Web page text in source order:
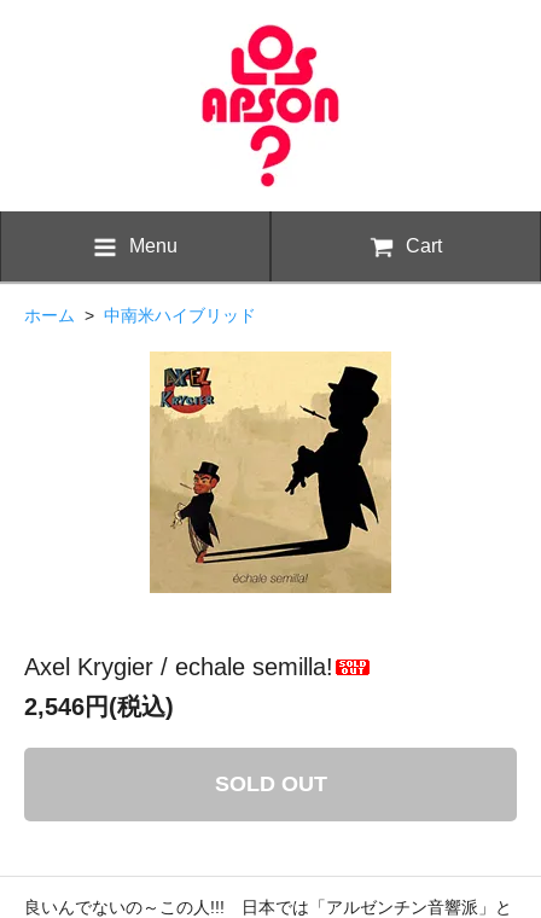
Menu Cart
ホーム > 中南米ハイブリッド
Axel Krygier / echale semilla!
2,546円(税込)
SOLD OUT
良いんでないの～この人!!! 日本では「アルゼンチン音響派」と